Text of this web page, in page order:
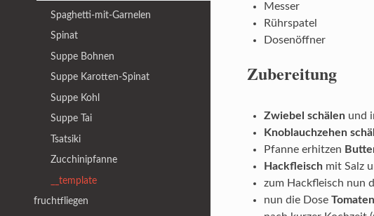
Messer
Rührspatel
Dosenöffner
Zubereitung
Zwiebel schälenund
Knoblauchzehen
Pfanne erhitzen
Hackfleischmit Salz
zum Hackfleisch nun
nun die Dose
Spaghetti-mit-Garnelen
Spinat
Suppe Bohnen
Suppe Karotten-Spinat
Suppe Kohl
Suppe Tai
Tsatsiki
Zucchinipfanne
__template
fruchtfliegen